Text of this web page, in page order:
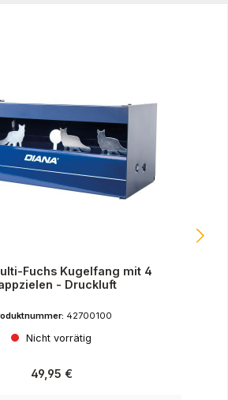
Fuchs Kugelfang mit 4
- Druckluft
42700100
Nicht vorrätig
Regulärer Preis:
49,95 €